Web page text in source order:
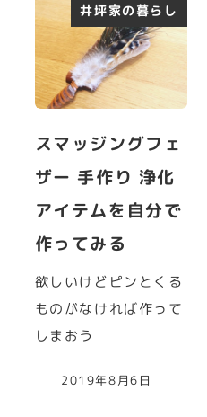
井坪家の暮らし
スマッジングフェ
ザー 手作り 浄化
アイテムを自分で
作ってみる
欲しいけどピンとくる
ものがなければ作って
しまおう
2019年8月6日